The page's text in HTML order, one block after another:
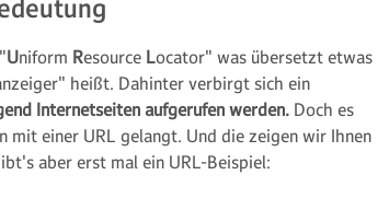
Uniform Resource Locator" was übersetzt etwas
heißt. Dahinter verbirgt sich ein
Internetseiten aufgerufen werden. Doch es
mit einer URL gelangt. Und die zeigen wir Ihnen
aber erst mal ein URL-Beispiel: